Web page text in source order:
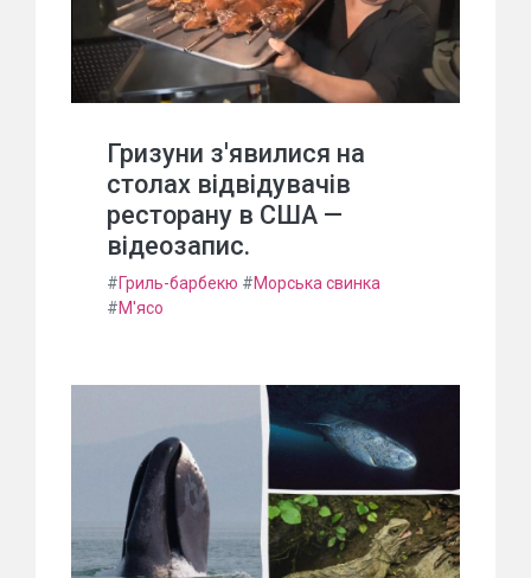
Гризуни з'явилися на
столах відвідувачів
ресторану в США —
відеозапис.
#Гриль-барбекю #Морська свинка
#М'ясо